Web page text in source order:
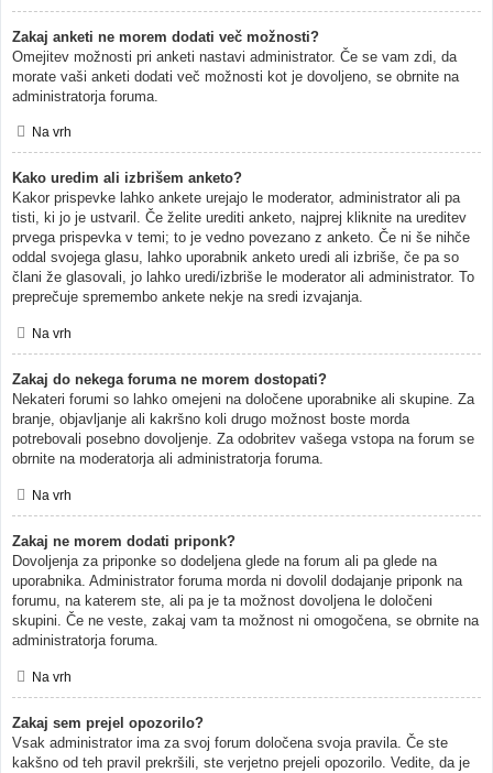
Zakaj anketi ne morem dodati več možnosti?
Omejitev možnosti pri anketi nastavi administrator. Če se vam zdi, da
morate vaši anketi dodati več možnosti kot je dovoljeno, se obrnite na
administratorja foruma.
Na vrh
Kako uredim ali izbrišem anketo?
Kakor prispevke lahko ankete urejajo le moderator, administrator ali pa
tisti, ki jo je ustvaril. Če želite urediti anketo, najprej kliknite na ureditev
prvega prispevka v temi; to je vedno povezano z anketo. Če ni še nihče
oddal svojega glasu, lahko uporabnik anketo uredi ali izbriše, če pa so
člani že glasovali, jo lahko uredi/izbriše le moderator ali administrator. To
preprečuje spremembo ankete nekje na sredi izvajanja.
Na vrh
Zakaj do nekega foruma ne morem dostopati?
Nekateri forumi so lahko omejeni na določene uporabnike ali skupine. Za
branje, objavljanje ali kakršno koli drugo možnost boste morda
potrebovali posebno dovoljenje. Za odobritev vašega vstopa na forum se
obrnite na moderatorja ali administratorja foruma.
Na vrh
Zakaj ne morem dodati priponk?
Dovoljenja za priponke so dodeljena glede na forum ali pa glede na
uporabnika. Administrator foruma morda ni dovolil dodajanje priponk na
forumu, na katerem ste, ali pa je ta možnost dovoljena le določeni
skupini. Če ne veste, zakaj vam ta možnost ni omogočena, se obrnite na
administratorja foruma.
Na vrh
Zakaj sem prejel opozorilo?
Vsak administrator ima za svoj forum določena svoja pravila. Če ste
kakšno od teh pravil prekršili, ste verjetno prejeli opozorilo. Vedite, da je